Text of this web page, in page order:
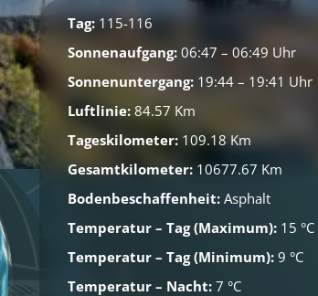
Tag: 115-116
Sonnenaufgang: 06:47 – 06:49 Uhr
Sonnenuntergang: 19:44 – 19:41 Uhr
Luftlinie: 84.57 Km
Tageskilometer: 109.18 Km
Gesamtkilometer: 10677.67 Km
Bodenbeschaffenheit: Asphalt
Temperatur – Tag (Maximum): 15 °C
Temperatur – Tag (Minimum): 9 °C
Temperatur – Nacht: 7 °C